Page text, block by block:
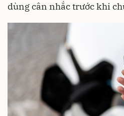
dùng cân nhắc trước khi